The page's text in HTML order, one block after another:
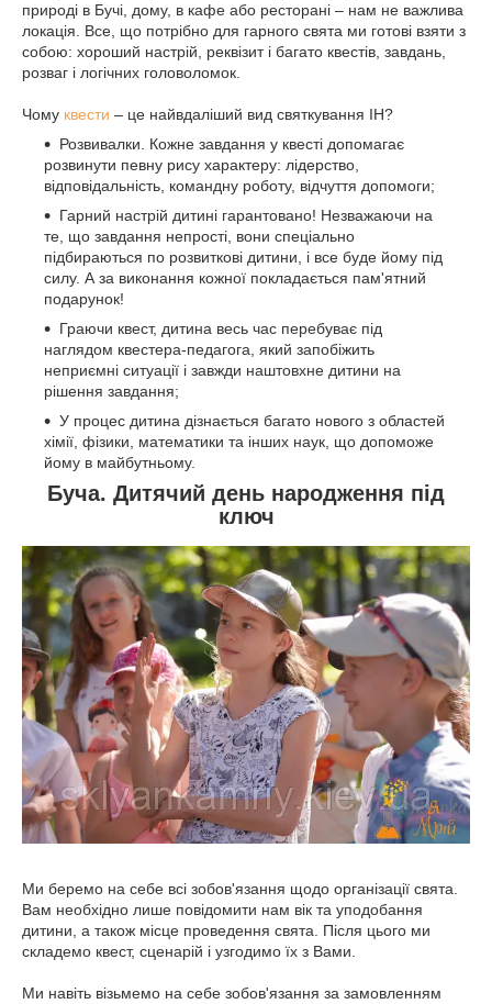
природі в Бучі, дому, в кафе або ресторані – нам не важлива
локація. Все, що потрібно для гарного свята ми готові взяти з
собою: хороший настрій, реквізит і багато квестів, завдань,
розваг і логічних головоломок.
Чому квести – це найвдаліший вид святкування ІН?
Розвивалки. Кожне завдання у квесті допомагає
розвинути певну рису характеру: лідерство,
відповідальність, командну роботу, відчуття допомоги;
Гарний настрій дитині гарантовано! Незважаючи на
те, що завдання непрості, вони спеціально
підбираються по розвиткові дитини, і все буде йому під
силу. А за виконання кожної покладається пам'ятний
подарунок!
Граючи квест, дитина весь час перебуває під
наглядом квестера-педагога, який запобіжить
неприємні ситуації і завжди наштовхне дитини на
рішення завдання;
У процес дитина дізнається багато нового з областей
хімії, фізики, математики та інших наук, що допоможе
йому в майбутньому.
Буча. Дитячий день народження під
ключ
Ми беремо на себе всі зобов'язання щодо організації свята.
Вам необхідно лише повідомити нам вік та уподобання
дитини, а також місце проведення свята. Після цього ми
складемо квест, сценарій і узгодимо їх з Вами.
Ми навіть візьмемо на себе зобов'язання за замовленням